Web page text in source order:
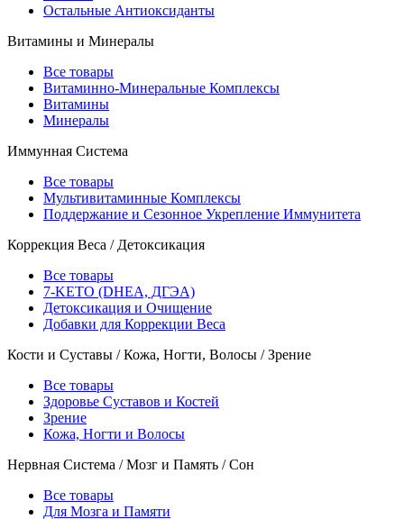
Остальные Антиоксиданты
Витамины и Минералы
Все товары
Витаминно-Минеральные Комплексы
Витамины
Минералы
Иммунная Система
Все товары
Мультивитаминные Комплексы
Поддержание и Сезонное Укрепление Иммунитета
Коррекция Веса / Детоксикация
Все товары
7-KETO (DHEA, ДГЭА)
Детоксикация и Очищение
Добавки для Коррекции Веса
Кости и Суставы / Кожа, Ногти, Волосы / Зрение
Все товары
Здоровье Суставов и Костей
Зрение
Кожа, Ногти и Волосы
Нервная Система / Мозг и Память / Сон
Все товары
Для Мозга и Памяти